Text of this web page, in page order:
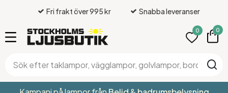
Fri frakt över 995 kr Snabba leveranser
0 0